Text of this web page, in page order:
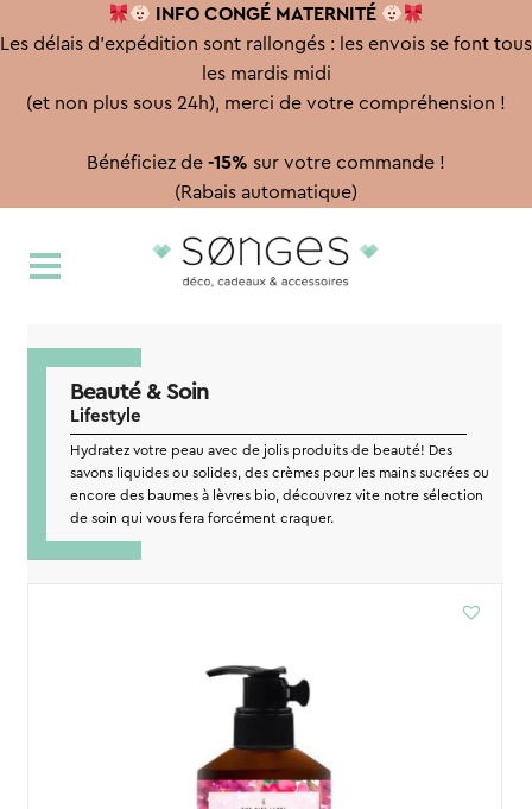
INFO CONGÉ MATERNITÉ
Les délais d'expédition sont rallongés : les envois se font tous
les mardis midi
(et non plus sous 24h), merci de votre compréhension !
Bénéficiez de -15% sur votre commande !
(Rabais automatique)
à
au
Beauté & Soin
Lifestyle
Hydratez votre peau avec de jolis produits de beauté! Des
savons liquides ou solides, des crèmes pour les mains sucrées ou
encore des baumes à lèvres bio, découvrez vite notre sélection
de soin qui vous fera forcément craquer.